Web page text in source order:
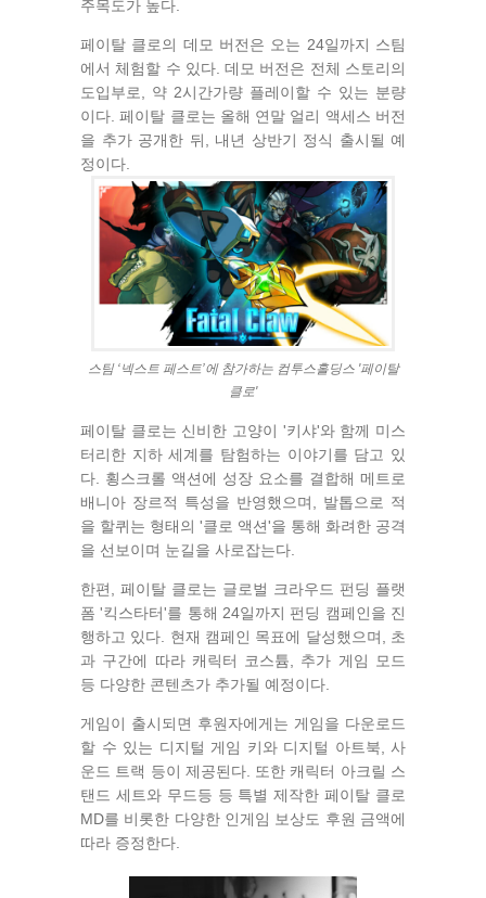
주목도가 높다.
페이탈 클로의 데모 버전은 오는 24일까지 스팀
에서 체험할 수 있다. 데모 버전은 전체 스토리의
도입부로, 약 2시간가량 플레이할 수 있는 분량
이다. 페이탈 클로는 올해 연말 얼리 액세스 버전
을 추가 공개한 뒤, 내년 상반기 정식 출시될 예
정이다.
스팀 ‘넥스트 페스트’에 참가하는 컴투스홀딩스 '페이탈
클로'
페이탈 클로는 신비한 고양이 '키샤'와 함께 미스
터리한 지하 세계를 탐험하는 이야기를 담고 있
다. 횡스크롤 액션에 성장 요소를 결합해 메트로
배니아 장르적 특성을 반영했으며, 발톱으로 적
을 할퀴는 형태의 '클로 액션'을 통해 화려한 공격
을 선보이며 눈길을 사로잡는다.
한편, 페이탈 클로는 글로벌 크라우드 펀딩 플랫
폼 '킥스타터'를 통해 24일까지 펀딩 캠페인을 진
행하고 있다. 현재 캠페인 목표에 달성했으며, 초
과 구간에 따라 캐릭터 코스튬, 추가 게임 모드
등 다양한 콘텐츠가 추가될 예정이다.
게임이 출시되면 후원자에게는 게임을 다운로드
할 수 있는 디지털 게임 키와 디지털 아트북, 사
운드 트랙 등이 제공된다. 또한 캐릭터 아크릴 스
탠드 세트와 무드등 등 특별 제작한 페이탈 클로
MD를 비롯한 다양한 인게임 보상도 후원 금액에
따라 증정한다.